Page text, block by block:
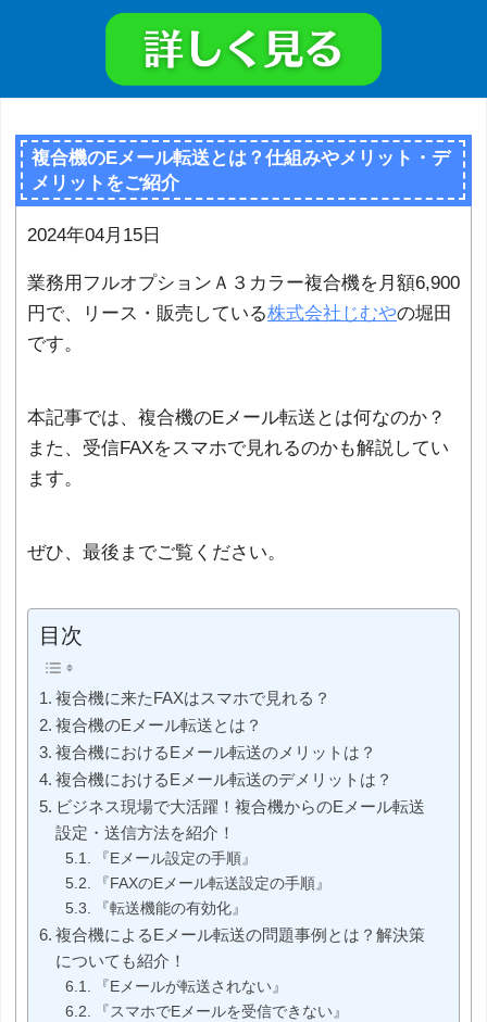
複合機のEメール転送とは？仕組みやメリット・デ
メリットをご紹介
2024年04月15日
業務用フルオプションＡ３カラー複合機を月額6,900
円で、リース・販売している株式会社じむやの堀田
です。
本記事では、複合機のEメール転送とは何なのか？
また、受信FAXをスマホで見れるのかも解説してい
ます。
ぜひ、最後までご覧ください。
目次
複合機に来たFAXはスマホで見れる？
複合機のEメール転送とは？
複合機におけるEメール転送のメリットは？
複合機におけるEメール転送のデメリットは？
ビジネス現場で大活躍！複合機からのEメール転送
設定・送信方法を紹介！
『Eメール設定の手順』
『FAXのEメール転送設定の手順』
『転送機能の有効化』
複合機によるEメール転送の問題事例とは？解決策
についても紹介！
『Eメールが転送されない』
『スマホでEメールを受信できない』